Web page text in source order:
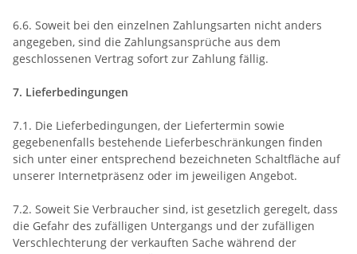
6.6. Soweit bei den einzelnen Zahlungsarten nicht anders
angegeben, sind die Zahlungsansprüche aus dem
geschlossenen Vertrag sofort zur Zahlung fällig.
7. Lieferbedingungen
7.1. Die Lieferbedingungen, der Liefertermin sowie
gegebenenfalls bestehende Lieferbeschränkungen finden
sich unter einer entsprechend bezeichneten Schaltfläche auf
unserer Internetpräsenz oder im jeweiligen Angebot.
7.2. Soweit Sie Verbraucher sind, ist gesetzlich geregelt, dass
die Gefahr des zufälligen Untergangs und der zufälligen
Verschlechterung der verkauften Sache während der